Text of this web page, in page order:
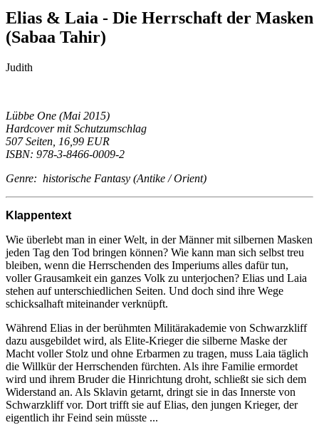
Elias & Laia - Die Herrschaft der Masken
(Sabaa Tahir)
Judith
Lübbe One (Mai 2015)
Hardcover mit Schutzumschlag
507 Seiten, 16,99 EUR
ISBN: 978-3-8466-0009-2
Genre: historische Fantasy (Antike / Orient)
Klappentext
Wie überlebt man in einer Welt, in der Männer mit silbernen Masken
jeden Tag den Tod bringen können? Wie kann man sich selbst treu
bleiben, wenn die Herrschenden des Imperiums alles dafür tun,
voller Grausamkeit ein ganzes Volk zu unterjochen? Elias und Laia
stehen auf unterschiedlichen Seiten. Und doch sind ihre Wege
schicksalhaft miteinander verknüpft.
Während Elias in der berühmten Militärakademie von Schwarzkliff
dazu ausgebildet wird, als Elite-Krieger die silberne Maske der
Macht voller Stolz und ohne Erbarmen zu tragen, muss Laia täglich
die Willkür der Herrschenden fürchten. Als ihre Familie ermordet
wird und ihrem Bruder die Hinrichtung droht, schließt sie sich dem
Widerstand an. Als Sklavin getarnt, dringt sie in das Innerste von
Schwarzkliff vor. Dort trifft sie auf Elias, den jungen Krieger, der
eigentlich ihr Feind sein müsste ...